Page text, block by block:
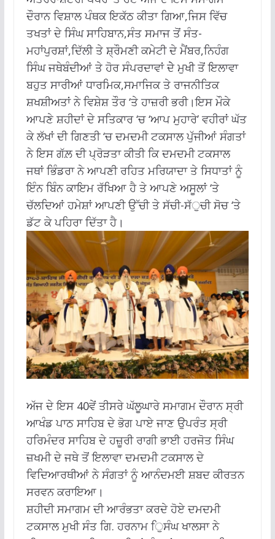
ਦੌਰਾਨ ਵਿਸ਼ਾਲ ਪੰਥਕ ਇਕੱਠ ਕੀਤਾ ਗਿਆ,ਜਿਸ ਵਿੱਚ
ਤਖਤਾਂ ਦੇ ਸਿੰਘ ਸਾਹਿਬਾਨ,ਸੰਤ ਸਮਾਜ ਤੋਂ ਸੰਤ-
ਮਹਾਂਪੁਰਸ਼ਾਂ,ਦਿੱਲੀ ਤੇ ਸ਼੍ਰੌਮਣੀ ਕਮੇਟੀ ਦੇ ਮੈਂਬਰ,ਨਿਹੰਗ
ਸਿੰਘ ਜਥੇਬੰਦੀਆਂ ਤੇ ਹੋਰ ਸੰਪਰਦਾਵਾਂ ਦੇੇ ਮੁਖੀ ਤੋਂ ਇਲਾਵਾ
ਬਹੁਤ ਸਾਰੀਆਂ ਧਾਰਮਿਕ,ਸਮਾਜਿਕ ਤੇ ਰਾਜਨੀਤਿਕ
ਸ਼ਖਸ਼ੀਅਤਾਂ ਨੇ ਵਿਸ਼ੇਸ਼ ਤੌਰ ‘ਤੇ ਹਾਜ਼ਰੀ ਭਰੀ।ਇਸ ਮੌਕੇ
ਆਪਣੇ ਸ਼ਹੀਦਾਂ ਦੇ ਸਤਿਕਾਰ ‘ਚ ‘ਆਪ ਮੁਹਾਰੇ’ ਵਹੀਰਾਂ ਘੱਤ
ਕੇ ਲੱਖਾਂ ਦੀ ਗਿਣਤੀ ‘ਚ ਦਮਦਮੀ ਟਕਸਾਲ ਪੁੱਜੀਆਂ ਸੰਗਤਾਂ
ਨੇ ਇਸ ਗੱਲ਼ ਦੀ ਪ੍ਰੋੜਤਾ ਕੀਤੀ ਕਿ ਦਮਦਮੀ ਟਕਸਾਲ
ਜਥਾਂ ਭਿੰਡਰਾ ਨੇ ਆਪਣੀ ਰਹਿਤ ਮਰਿਯਾਦਾ ਤੇ ਸਿਧਾਤਾਂ ਨੂੰ
ਇੰਨ ਬਿੰਨ ਕਾਇਮ ਰੱਖਿਆ ਹੈ ਤੇ ਆਪਣੇ ਅਸੂਲਾਂ ‘ਤੇ
ਚੱਲਦਿਆਂ ਹਮੇਸ਼ਾਂ ਆਪਣੀ ਉੱਚੀ ਤੇ ਸੱਚੀ-ਸੱੁਚੀ ਸੋਚ ‘ਤੇ
ਡੱਟ ਕੇ ਪਹਿਰਾ ਦਿੱਤਾ ਹੈ।
ਅੱਜ ਦੇ ਇਸ 40ਵੇਂ ਤੀਸਰੇ ਘੱਲੂਘਾਰੇ ਸਮਾਗਮ ਦੌਰਾਨ ਸ੍ਰੀ
ਆਖੰਡ ਪਾਠ ਸਾਹਿਬ ਦੇ ਭੋਗ ਪਾਏ ਜਾਣ ਉਪਰੰਤ ਸ੍ਰੀ
ਹਰਿਮੰਦਰ ਸਾਹਿਬ ਦੇ ਹਜ਼ੂਰੀ ਰਾਗੀ ਭਾਈ ਹਰਜੋਤ ਸਿੰਘ
ਜ਼ਖਮੀ ਦੇ ਜਥੇ ਤੋਂ ਇਲਾਵਾ ਦਮਦਮੀ ਟਕਸਾਲ ਦੇ
ਵਿਦਿਆਰਥੀਆਂ ਨੇ ਸੰਗਤਾਂ ਨੂੰ ਆਨੰਦਮਈ ਸ਼ਬਦ ਕੀਰਤਨ
ਸਰਵਨ ਕਰਾਇਆ।
ਸ਼ਹੀਦੀ ਸਮਾਗਮ ਦੀ ਆਰੰਭਤਾ ਕਰਦੇ ਹੋਏ ਦਮਦਮੀ
ਟਕਸਾਲ ਮੁਖੀ ਸੰਤ ਗਿ. ਹਰਨਾਮ ੁਿਸੰਘ ਖਾਲਸਾ ਨੇ